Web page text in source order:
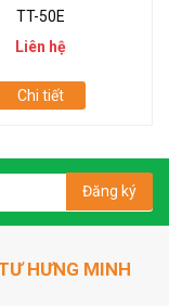
TT-50E
Liên hệ
Chi tiết
Đăng ký
HƯNG MINH